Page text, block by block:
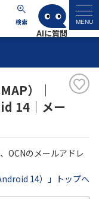
検索 MENU
）｜
14｜メー
OCNのメールアドレ
14）」トップへ